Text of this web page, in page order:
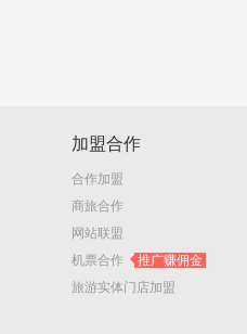
加盟合作
合作加盟
商旅合作
网站联盟
机票合作
推广赚佣金
旅游实体门店加盟